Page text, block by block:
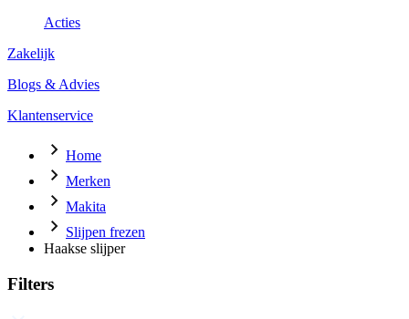
Acties
Zakelijk
Blogs & Advies
Klantenservice
Home
Merken
Makita
Slijpen frezen
Haakse slijper
Filters